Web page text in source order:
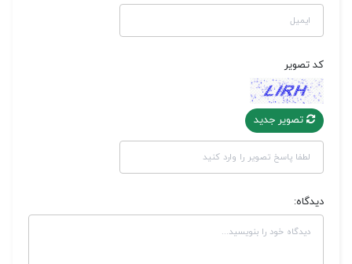
کد تصویر
تصویر جدید
دیدگاه: